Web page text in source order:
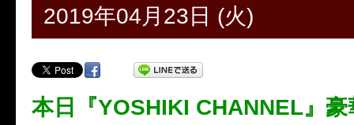
2019年04月23日 (火)
本日『YOSHIKI CHANNEL』